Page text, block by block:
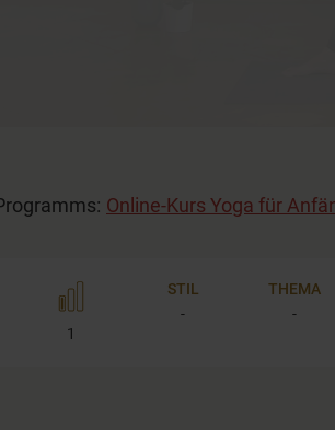
Online-Kurs Yoga für
1
STIL
-
THEMA
-